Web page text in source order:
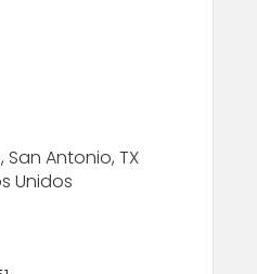
San Antonio, TX
Unidos